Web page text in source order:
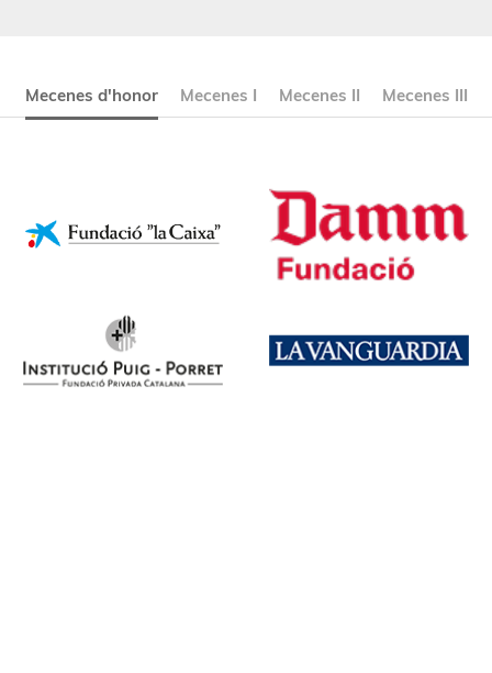
Mecenes d'honor Mecenes I Mecenes II Mecenes III